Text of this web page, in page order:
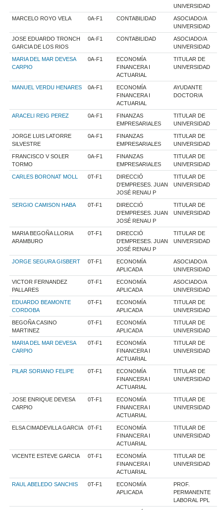
UNIVERSIDAD
MARCELO ROYO VELA 0A-F1 CONTABILIDAD
ASOCIADO/A
UNIVERSIDAD
JOSE EDUARDO TRONCH
GARCIA DE LOS RIOS
0A-F1 CONTABILIDAD
ASOCIADO/A
UNIVERSIDAD
MARIA DEL MAR DEVESA
CARPIO
0A-F1
ECONOMÍA
FINANCERA I
ACTUARIAL
TITULAR DE
UNIVERSIDAD
MANUEL VERDU HENARES 0A-F1
ECONOMÍA
FINANCERA I
ACTUARIAL
AYUDANTE
DOCTOR/A
ARACELI REIG PEREZ 0A-F1
FINANZAS
EMPRESARIALES
TITULAR DE
UNIVERSIDAD
JORGE LUIS LATORRE
SILVESTRE
0A-F1
FINANZAS
EMPRESARIALES
TITULAR DE
UNIVERSIDAD
FRANCISCO V SOLER
TORMO
0A-F1
FINANZAS
EMPRESARIALES
TITULAR DE
UNIVERSIDAD
CARLES BORONAT MOLL 0T-F1
DIRECCIÓ
D'EMPRESES. JUAN
JOSÉ RENAU P
TITULAR DE
UNIVERSIDAD
SERGIO CAMISON HABA 0T-F1
DIRECCIÓ
D'EMPRESES. JUAN
JOSÉ RENAU P
TITULAR DE
UNIVERSIDAD
MARIA BEGOÑA LLORIA
ARAMBURO
0T-F1
DIRECCIÓ
D'EMPRESES. JUAN
JOSÉ RENAU P
TITULAR DE
UNIVERSIDAD
JORGE SEGURA GISBERT 0T-F1
ECONOMÍA
APLICADA
ASOCIADO/A
UNIVERSIDAD
VICTOR FERNANDEZ
PALLARES
0T-F1
ECONOMÍA
APLICADA
ASOCIADO/A
UNIVERSIDAD
EDUARDO BEAMONTE
CORDOBA
0T-F1
ECONOMÍA
APLICADA
TITULAR DE
UNIVERSIDAD
BEGOÑA CASINO
MARTINEZ
0T-F1
ECONOMÍA
APLICADA
TITULAR DE
UNIVERSIDAD
MARIA DEL MAR DEVESA
CARPIO
0T-F1
ECONOMÍA
FINANCERA I
ACTUARIAL
TITULAR DE
UNIVERSIDAD
PILAR SORIANO FELIPE 0T-F1
ECONOMÍA
FINANCERA I
ACTUARIAL
TITULAR DE
UNIVERSIDAD
JOSE ENRIQUE DEVESA
CARPIO
0T-F1
ECONOMÍA
FINANCERA I
ACTUARIAL
TITULAR DE
UNIVERSIDAD
ELSA CIMADEVILLA GARCIA 0T-F1
ECONOMÍA
FINANCERA I
ACTUARIAL
TITULAR DE
UNIVERSIDAD
VICENTE ESTEVE GARCIA 0T-F1
ECONOMÍA
FINANCERA I
ACTUARIAL
TITULAR DE
UNIVERSIDAD
RAUL ABELEDO SANCHIS 0T-F1
ECONOMÍA
APLICADA
PROF.
PERMANENTE
LABORAL PPL